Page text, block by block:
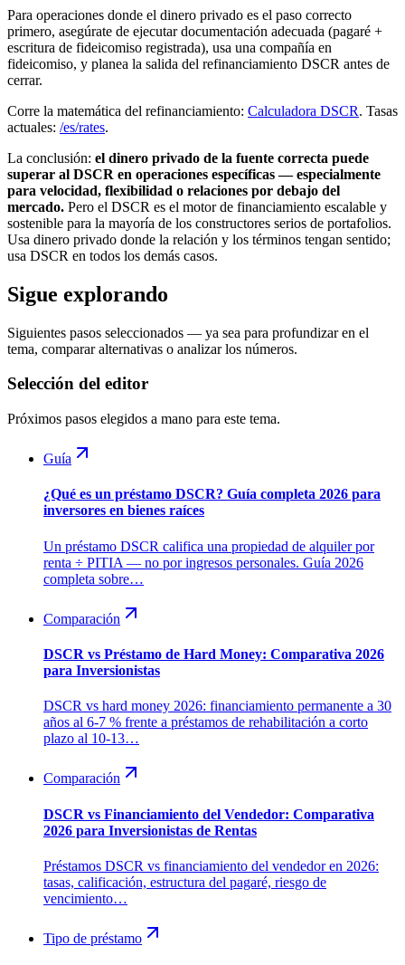
Para operaciones donde el dinero privado es el paso correcto
primero, asegúrate de ejecutar documentación adecuada (pagaré +
escritura de fideicomiso registrada), usa una compañía en
fideicomiso, y planea la salida del refinanciamiento DSCR antes de
cerrar.
Corre la matemática del refinanciamiento: Calculadora DSCR. Tasas
actuales: /es/rates.
La conclusión: el dinero privado de la fuente correcta puede
superar al DSCR en operaciones específicas — especialmente
para velocidad, flexibilidad o relaciones por debajo del
mercado. Pero el DSCR es el motor de financiamiento escalable y
sostenible para la mayoría de los constructores serios de portafolios.
Usa dinero privado donde la relación y los términos tengan sentido;
usa DSCR en todos los demás casos.
Sigue explorando
Siguientes pasos seleccionados — ya sea para profundizar en el
tema, comparar alternativas o analizar los números.
Selección del editor
Próximos pasos elegidos a mano para este tema.
Guía
¿Qué es un préstamo DSCR? Guía completa 2026 para
inversores en bienes raíces
Un préstamo DSCR califica una propiedad de alquiler por
renta ÷ PITIA — no por ingresos personales. Guía 2026
completa sobre…
Comparación
DSCR vs Préstamo de Hard Money: Comparativa 2026
para Inversionistas
DSCR vs hard money 2026: financiamiento permanente a 30
años al 6-7 % frente a préstamos de rehabilitación a corto
plazo al 10-13…
Comparación
DSCR vs Financiamiento del Vendedor: Comparativa
2026 para Inversionistas de Rentas
Préstamos DSCR vs financiamiento del vendedor en 2026:
tasas, calificación, estructura del pagaré, riesgo de
vencimiento…
Tipo de préstamo